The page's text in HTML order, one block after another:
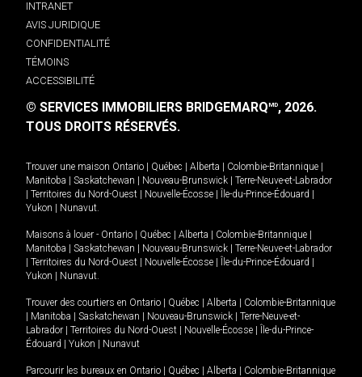
INTRANET
AVIS JURIDIQUE
CONFIDENTIALITÉ
TÉMOINS
ACCESSIBILITÉ
© SERVICES IMMOBILIERS BRIDGEMARQMD, 2026.
TOUS DROITS RÉSERVÉS.
Trouver une maison Ontario | Québec | Alberta | Colombie-Britannique |
Manitoba | Saskatchewan | Nouveau-Brunswick | Terre-Neuve-et-Labrador
| Territoires du Nord-Ouest | Nouvelle-Écosse | Île-du-Prince-Édouard |
Yukon | Nunavut
Maisons à louer - Ontario | Québec | Alberta | Colombie-Britannique |
Manitoba | Saskatchewan | Nouveau-Brunswick | Terre-Neuve-et-Labrador
| Territoires du Nord-Ouest | Nouvelle-Écosse | Île-du-Prince-Édouard |
Yukon | Nunavut
Trouver des courtiers en Ontario | Québec | Alberta | Colombie-Britannique
| Manitoba | Saskatchewan | Nouveau-Brunswick | Terre-Neuve-et-
Labrador | Territoires du Nord-Ouest | Nouvelle-Écosse | Île-du-Prince-
Édouard | Yukon | Nunavut
Parcourir les bureaux en Ontario | Québec | Alberta | Colombie-Britannique